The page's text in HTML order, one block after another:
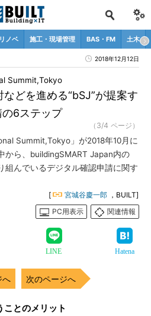
ノベ 施工・現場管理 BAS・FM 土木
2018年12月12日
どを進める“bSJ”が提案す
6ステップ
Summit,Tokyo
（3/4 ページ）
Summit,Tokyo」が2018年10月に
から、buildingSMART Japan内の
組んでいるデジタル確認申請に関す
[ 宮城谷慶一郎 ，BUILT]
PC用表示
関連情報
LINE Hatena
へ 次のページへ
ことのメリット